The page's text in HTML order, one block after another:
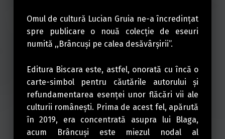
Omul de cultură Lucian Gruia ne-a încredințat
spre publicare o nouă colecție de eseuri
numită ,,Brâncuși pe calea desăvârșirii”.
Editura Biscara este, astfel, onorată cu încă o
carte-simbol pentru căutările autorului și
refundamentarea esenței unor flăcări vii ale
culturii românești. Prima de acest fel, apărută
în 2019, era concentrată asupra lui Blaga,
acum Brâncuși este miezul nodal al